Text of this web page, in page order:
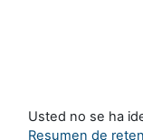
Usted no se ha
Resumen de